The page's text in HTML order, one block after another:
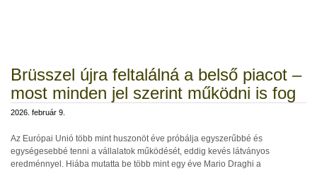
Brüsszel újra feltalálná a belső piacot –
most minden jel szerint működni is fog
2026. február 9.
Az Európai Unió több mint huszonöt éve próbálja egyszerűbbé és
egységesebbé tenni a vállalatok működését, eddig kevés látványos
eredménnyel. Hiába mutatta be több mint egy éve Mario Draghi a